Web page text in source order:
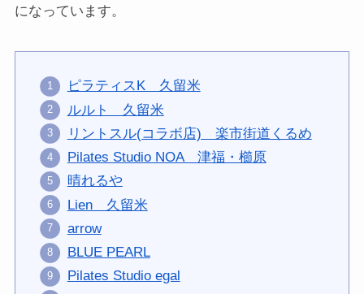
になっています。
ピラティスK 久留米
ルルト 久留米
リントスル(コラボ店) 楽市街道くるめ
Pilates Studio NOA 津福・櫛原
晴れるや
Lien 久留米
arrow
BLUE PEARL
Pilates Studio egal